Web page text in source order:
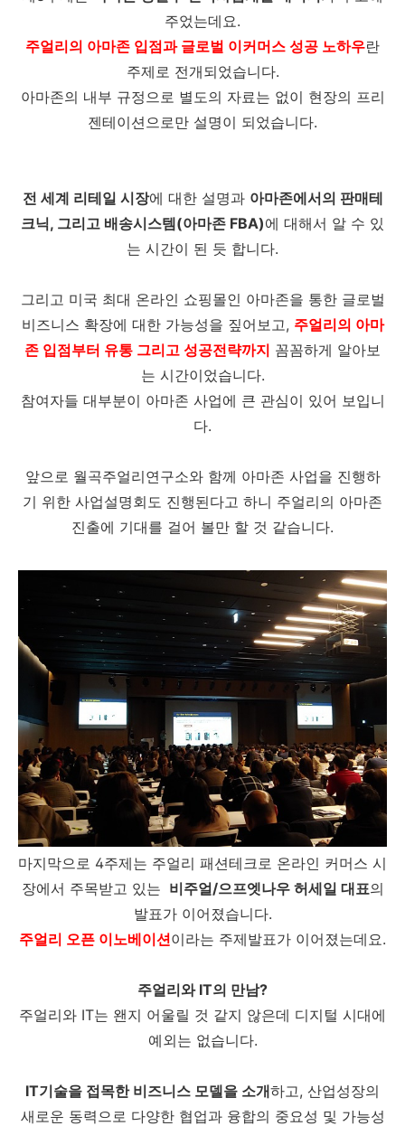
주었는데요.
주얼리의 아마존 입점과 글로벌 이커머스 성공 노하우란
주제로 전개되었습니다.
아마존의 내부 규정으로 별도의 자료는 없이 현장의 프리
젠테이션으로만 설명이 되었습니다.
전 세계 리테일 시장에 대한 설명과 아마존에서의 판매테
크닉, 그리고 배송시스템(아마존 FBA)에 대해서 알 수 있
는 시간이 된 듯 합니다.
그리고 미국 최대 온라인 쇼핑몰인 아마존을 통한 글로벌
비즈니스 확장에 대한 가능성을 짚어보고, 주얼리의 아마
존 입점부터 유통 그리고 성공전략까지 꼼꼼하게 알아보
는 시간이었습니다.
참여자들 대부분이 아마존 사업에 큰 관심이 있어 보입니
다.
앞으로 월곡주얼리연구소와 함께 아마존 사업을 진행하
기 위한 사업설명회도 진행된다고 하니 주얼리의 아마존
진출에 기대를 걸어 볼만 할 것 같습니다.
마지막으로 4주제는 주얼리 패션테크로 온라인 커머스 시
장에서 주목받고 있는 비주얼/으프엣나우 허세일 대표의
발표가 이어졌습니다.
주얼리 오픈 이노베이션이라는 주제발표가 이어졌는데요.
주얼리와 IT의 만남?
주얼리와 IT는 왠지 어울릴 것 같지 않은데 디지털 시대에
예외는 없습니다.
IT기술을 접목한 비즈니스 모델을 소개하고, 산업성장의
새로운 동력으로 다양한 협업과 융합의 중요성 및 가능성